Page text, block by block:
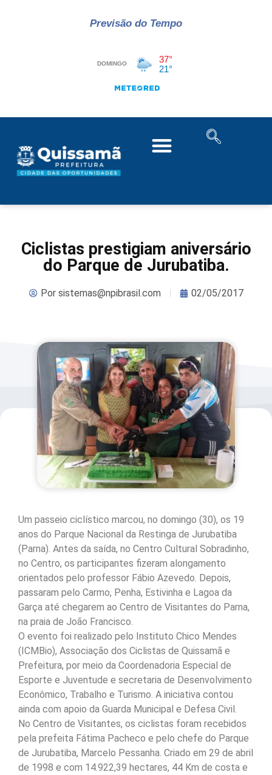
Previsão do Tempo
Ciclistas prestigiam aniversário
do Parque de Jurubatiba.
Porsistemas@npibrasil.com 02/05/2017
Um passeio ciclístico marcou, no domingo (30), os 19
anos do Parque Nacional da Restinga de Jurubatiba
(Parna). Antes da saída, no Centro Cultural Sobradinho,
no Centro, os participantes fizeram alongamento
orientados pelo professor Fábio Azevedo. Depois,
passaram pelo Carmo, Penha, Estivinha e Lagoa da
Garça até chegarem ao Centro de Visitantes do Parna,
na praia de João Francisco.
O evento foi realizado pelo Instituto Chico Mendes
(ICMBio), Associação dos Ciclistas de Quissamã e
Prefeitura, por meio da Coordenadoria Especial de
Esporte e Juventude e secretaria de Desenvolvimento
Econômico, Trabalho e Turismo. A iniciativa contou
ainda com apoio da Guarda Municipal e Defesa Civil.
No Centro de Visitantes, os ciclistas foram recebidos
pela prefeita Fátima Pacheco e pelo chefe do Parque
de Jurubatiba, Marcelo Pessanha. Criado em 29 de abril
de 1998 e com 14.922,39 hectares, 44 Km de costa e